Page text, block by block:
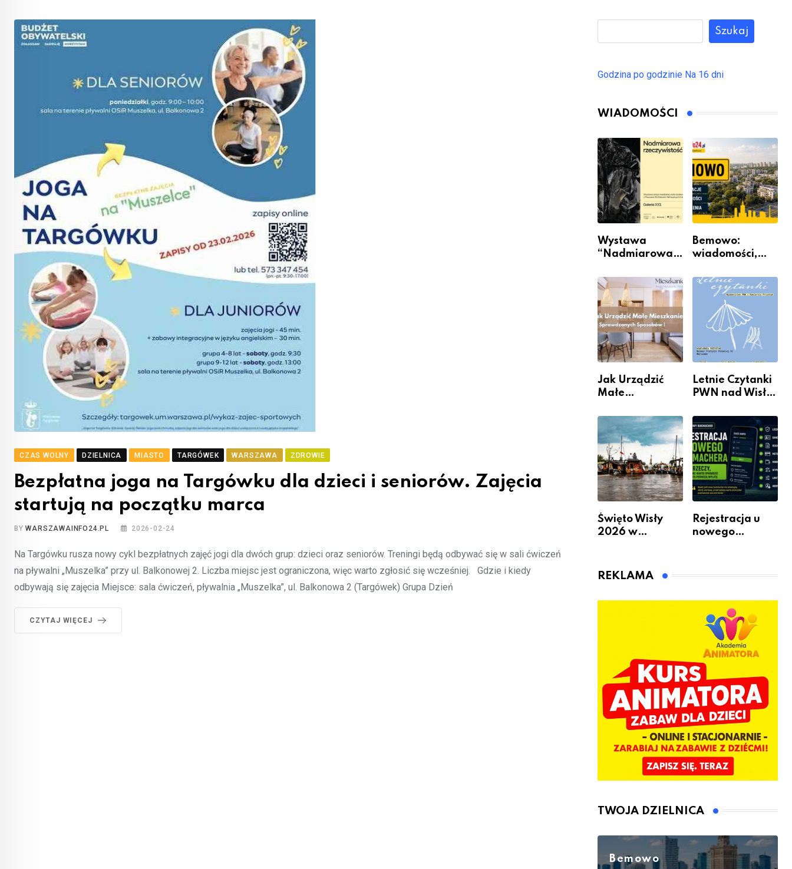
CZAS WOLNY DZIELNICA MIASTO TARGÓWEK WARSZAWA ZDROWIE
Bezpłatna joga na Targówku dla dzieci i seniorów. Zajęcia
startują na początku marca
BYWARSZAWAINFO24.PL 2026-02-24
Na Targówku rusza nowy cykl bezpłatnych zajęć jogi dla dwóch grup: dzieci oraz seniorów. Treningi będą odbywać się w sali ćwiczeń
na pływalni „Muszelka” przy ul. Balkonowej 2. Liczba miejsc jest ograniczona, więc warto zgłosić się wcześniej. Gdzie i kiedy
odbywają się zajęcia Miejsce: sala ćwiczeń, pływalnia „Muszelka”, ul. Balkonowa 2 (Targówek) Grupa Dzień
CZYTAJ WIĘCEJ
Szukaj
Godzina po godzinie Na 16 dni
WIADOMOŚCI
Wystawa
“Nadmiarowa
w Galerii XX1
Bemowo:
wiadomości,
wydarzenia z
dzielnicy
Jak Urządzić
Małe
Sposobów Na
Więcej
Przestrzeni Bez
Kosztownego
Remontu
Letnie Czytanki
PWN nad Wisłą.
książką, kawą i
chwilą dla
siebie
Święto Wisły
2026 w
się będzie działo
Rejestracja u
nowego
wpłatą
REKLAMA
TWOJA DZIELNICA
Bemowo